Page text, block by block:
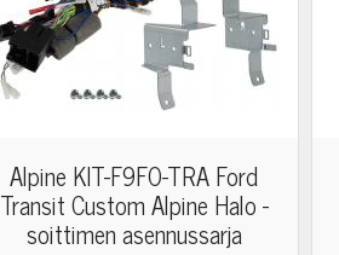
Alpine KIT-F9FO-TRA Ford
Transit Custom Alpine Halo -
soittimen asennussarja